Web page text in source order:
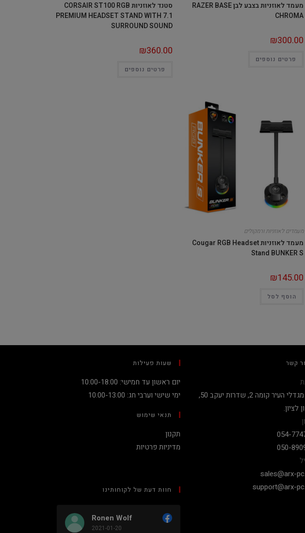
מעמד לאוזניות בצבע לבן RAZER BASE
CHROMA
₪300.00
פרטים נוספים
סטנד לאוזניות CORSAIR ST100 RGB
PREMIUM HEADSET STAND WITH 7.1
SURROUND SOUND
₪360.00
פרטים נוספים
מעמדים לאוזניות ורמקולים
מעמד לאוזניות Cougar RGB Headset
Stand BUNKER S
₪145.00
הוסף לסל
קשר
קניון מגדלי העיר קומה 2, שדרות יעקב 50,
לציון.
054-
050-
sales@arx-
support@arx-
שעות פעילות
יום ראשון עד חמישי: 10:00-18:00
ימי שישי וערבי חג: 10:00-13:00
תנאי שימוש
תקנון
מדיניות פרטיות
חוות דעת של לקוחותינו
Ronen Wolf
2021-01-20